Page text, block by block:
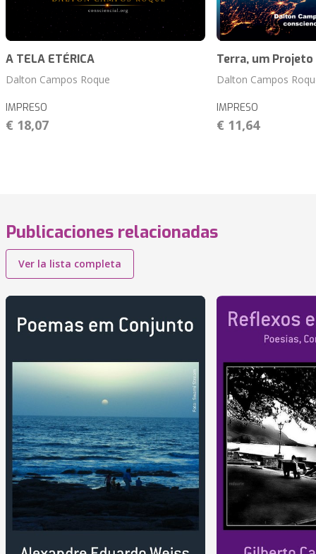
A TELA ETÉRICA
Dalton Campos Roque
IMPRESO
€ 18,07
Terra, um
Dalton Campos
IMPRESO
€ 11,64
Publicaciones relacionadas
Ver la lista completa